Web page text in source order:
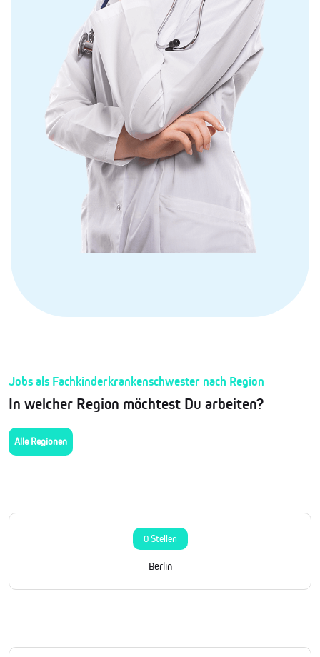
Jobs als Fachkinderkrankenschwester nach Region
In welcher Region möchtest Du arbeiten?
Alle Regionen
0 Stellen
Berlin